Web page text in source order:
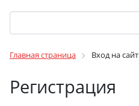
Главная страница Вход на сайт
Регистрация